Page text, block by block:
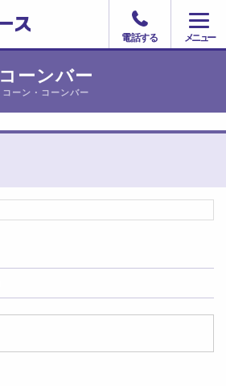
電話する
コーンバー
コーン・コーンバー